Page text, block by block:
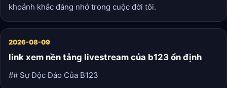
khoảnh khắc đáng nhớ trong cuộc đời tôi.
2026-08-09
link xem nền tảng livestream của b123 ổn định
## Sự Độc Đáo Của B123